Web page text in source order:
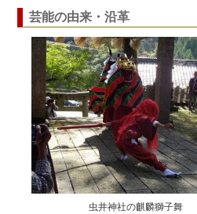
芸能の由来・沿革
虫井神社の麒麟獅子舞